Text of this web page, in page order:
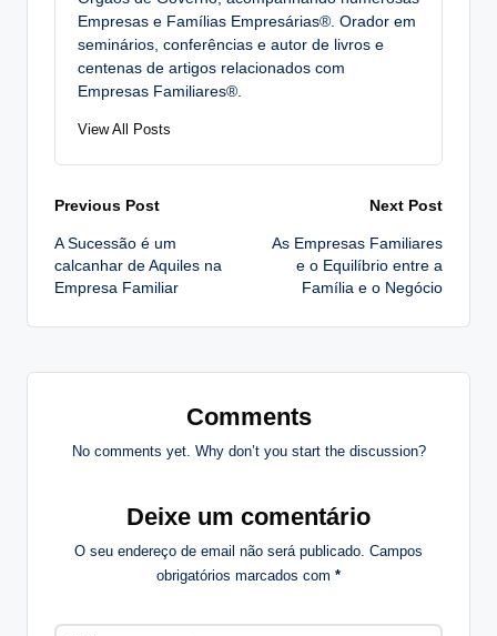
Empresas e Famílias Empresárias®. Orador em
seminários, conferências e autor de livros e
centenas de artigos relacionados com
Empresas Familiares®.
View All Posts
Post
navigation
Previous Post
A Sucessão é um
calcanhar de Aquiles na
Empresa Familiar
Next Post
As Empresas Familiares
e o Equilíbrio entre a
Família e o Negócio
Comments
No comments yet. Why don’t you start the discussion?
Deixe um comentário
O seu endereço de email não será publicado. Campos
obrigatórios marcados com *